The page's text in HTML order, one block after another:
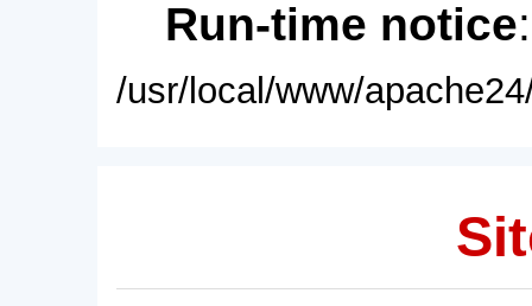
Run-time notice
/usr/local/www/